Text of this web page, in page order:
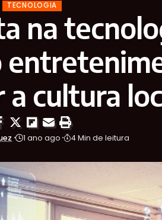
TECNOLOGIA
na
cultura
1 ano ago 4 Min de leitura